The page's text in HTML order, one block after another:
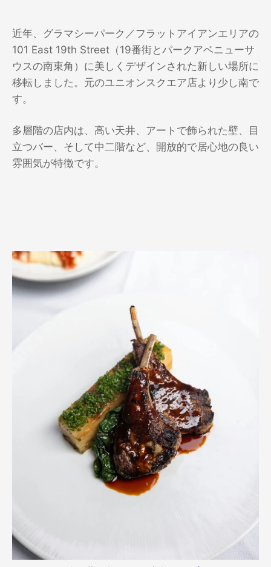
近年、グラマシーパーク／フラットアイアンエリアの
101 East 19th Street（19番街とパークアベニューサ
ウスの南東角）に美しくデザインされた新しい場所に
移転しました。元のユニオンスクエア店より少し南で
す。
多層階の店内は、高い天井、アートで飾られた壁、目
立つバー、そして中二階など、開放的で居心地の良い
雰囲気が特徴です。